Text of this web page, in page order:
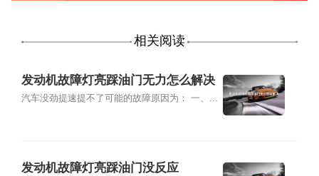
相关阅读
发动机故障灯亮踩油门无力怎么解决
汽车没劲提速提不了可能的故障原因为： 一、...
发动机故障灯亮踩油门没反应